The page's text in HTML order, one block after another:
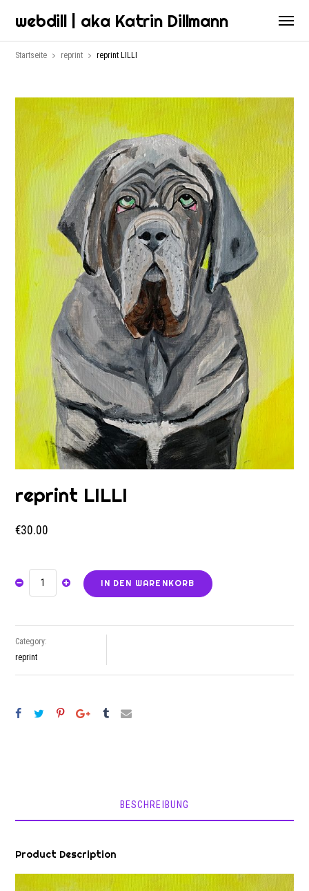
webdill | aka Katrin Dillmann
Startseite reprint reprint LILLI
reprint LILLI
€30.00
REPRINT
IN DEN WARENKORB
Category:
reprint
BESCHREIBUNG
Product Description